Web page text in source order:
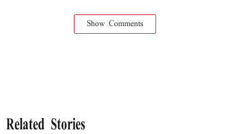
Show Comments
Related Stories